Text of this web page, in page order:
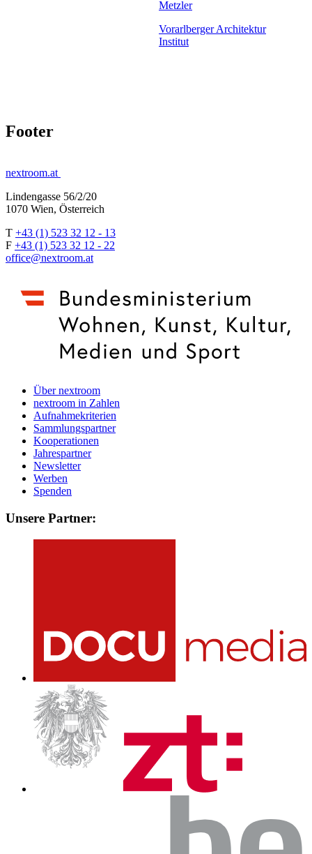
Metzler
Vorarlberger Architektur
Institut
Footer
nextroom.at
Lindengasse 56/2/20
1070 Wien, Österreich
T +43 (1) 523 32 12 - 13
F +43 (1) 523 32 12 - 22
office@nextroom.at
Über nextroom
nextroom in Zahlen
Aufnahmekriterien
Sammlungspartner
Kooperationen
Jahrespartner
Newsletter
Werben
Spenden
Unsere Partner: